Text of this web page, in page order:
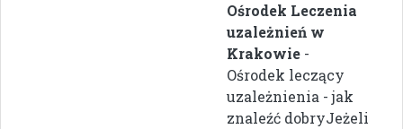
Ośrodek Leczenia
uzależnień w
Krakowie -
Ośrodek leczący
uzależnienia - jak
znaleźć dobryJeżeli